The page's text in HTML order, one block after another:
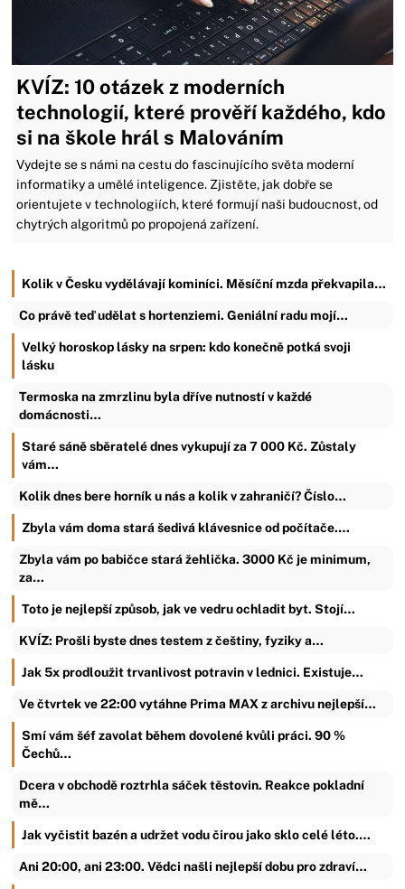
KVÍZ: 10 otázek z moderních
technologií, které prověří každého, kdo
si na škole hrál s Malováním
Vydejte se s námi na cestu do fascinujícího světa moderní
informatiky a umělé inteligence. Zjistěte, jak dobře se
orientujete v technologiích, které formují naši budoucnost, od
chytrých algoritmů po propojená zařízení.
Kolik v Česku vydělávají kominíci. Měsíční mzda překvapila…
Co právě teď udělat s hortenziemi. Geniální radu mojí…
Velký horoskop lásky na srpen: kdo konečně potká svoji
lásku
Termoska na zmrzlinu byla dříve nutností v každé
domácnosti…
Staré sáně sběratelé dnes vykupují za 7 000 Kč. Zůstaly
vám…
Kolik dnes bere horník u nás a kolik v zahraničí? Číslo…
Zbyla vám doma stará šedivá klávesnice od počítače.…
Zbyla vám po babičce stará žehlička. 3000 Kč je minimum,
za…
Toto je nejlepší způsob, jak ve vedru ochladit byt. Stojí…
KVÍZ: Prošli byste dnes testem z češtiny, fyziky a…
Jak 5x prodloužit trvanlivost potravin v lednici. Existuje…
Ve čtvrtek ve 22:00 vytáhne Prima MAX z archivu nejlepší…
Smí vám šéf zavolat během dovolené kvůli práci. 90 %
Čechů…
Dcera v obchodě roztrhla sáček těstovin. Reakce pokladní
mě…
Jak vyčistit bazén a udržet vodu čirou jako sklo celé léto.…
Ani 20:00, ani 23:00. Vědci našli nejlepší dobu pro zdraví…